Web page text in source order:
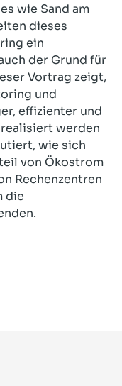
wie Sand am
dieses
ein
der Grund für
Vortrag zeigt,
und
effizienter und
werden
wie sich
von Ökostrom
Rechenzentren
die